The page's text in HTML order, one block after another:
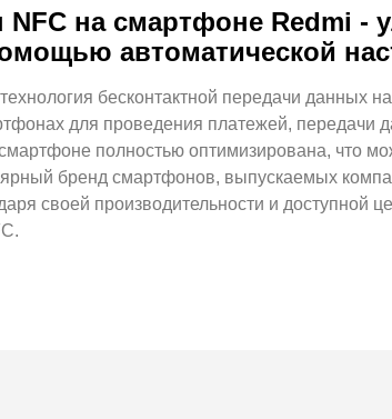
на смартфоне Redmi -
автоматической
бесконтактной передачи данных
для проведения платежей, передачи
полностью оптимизирована, что
бренд смартфонов, выпускаемых
своей производительности и доступной